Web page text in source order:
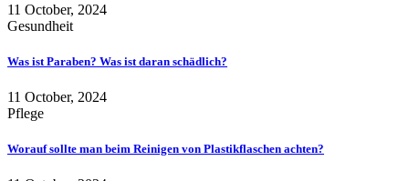
11 October, 2024
Gesundheit
Was ist Paraben? Was ist daran schädlich?
11 October, 2024
Pflege
Worauf sollte man beim Reinigen von Plastikflaschen achten?